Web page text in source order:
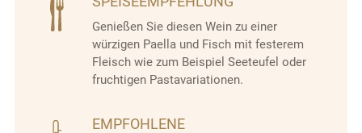
Genießen Sie diesen Wein zu einer
würzigen Paella und Fisch mit festerem
Fleisch wie zum Beispiel Seeteufel oder
fruchtigen Pastavariationen.
EMPFOHLENE